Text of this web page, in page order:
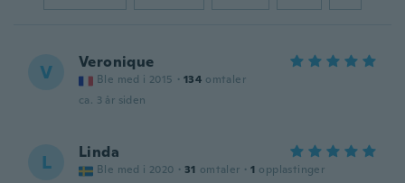
V Veronique
Ble med i 2015 · 134 omtaler
ca. 3 år siden
L Linda
Ble med i 2020 · 31 omtaler · 1 opplastinger